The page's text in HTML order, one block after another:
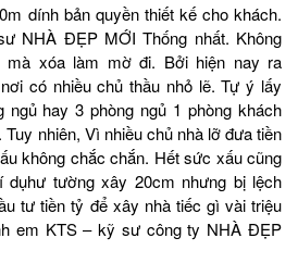
dính bản quyền thiết kế cho khách.
NHÀ ĐẸP MỚI Thống nhất. Không
xóa làm mờ đi. Bởi hiện nay ra
có nhiều chủ thầu nhỏ lẽ. Tự ý lấy
ngủ hay 3 phòng ngủ 1 phòng khách
nhiên, Vì nhiều chủ nhà lỡ đưa tiền
không chắc chắn. Hết sức xấu cũng
dụhư tường xây 20cm nhưng bị lệch
tư tiền tỷ để xây nhà tiếc gì vài triệu
em KTS – kỹ sư công ty NHÀ ĐẸP